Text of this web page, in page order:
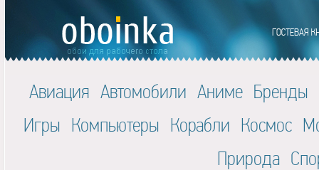
Авиация Автомобили Аниме Бренды
Игры Компьютеры Корабли Космос
Природа